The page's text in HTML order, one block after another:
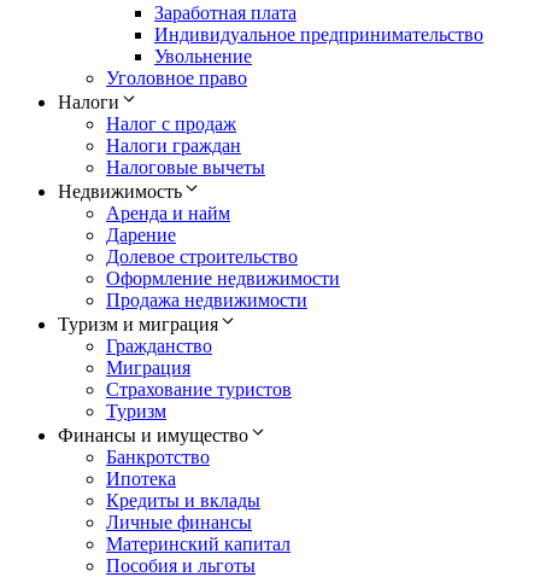
Заработная плата
Индивидуальное предпринимательство
Увольнение
Уголовное право
Налоги
Налог с продаж
Налоги граждан
Налоговые вычеты
Недвижимость
Аренда и найм
Дарение
Долевое строительство
Оформление недвижимости
Продажа недвижимости
Туризм и миграция
Гражданство
Миграция
Страхование туристов
Туризм
Финансы и имущество
Банкротство
Ипотека
Кредиты и вклады
Личные финансы
Материнский капитал
Пособия и льготы